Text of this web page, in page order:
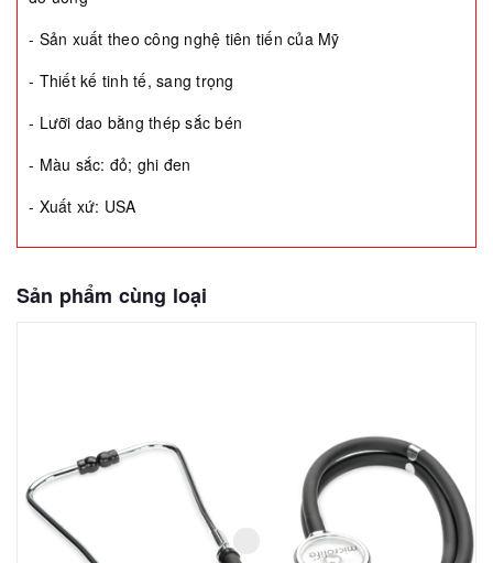
- Sản xuất theo công nghệ tiên tiến của Mỹ
- Thiết kế tinh tế, sang trọng
- Lưỡi dao bằng thép sắc bén
- Màu sắc: đỏ; ghi đen
- Xuất xứ: USA
Sản phẩm cùng loại